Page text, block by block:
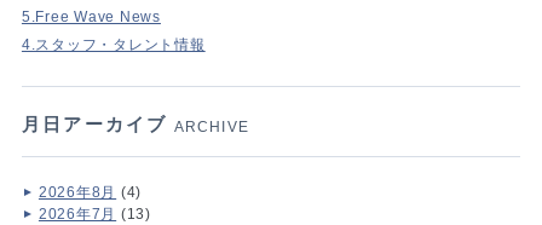
5.Free Wave News
4.スタッフ・タレント情報
月日アーカイブ ARCHIVE
2026年8月 (4)
2026年7月 (13)